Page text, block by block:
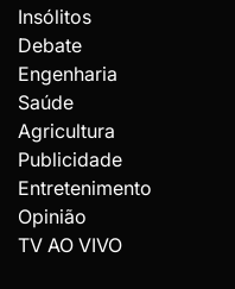
Insólitos
Debate
Engenharia
Saúde
Agricultura
Publicidade
Entretenimento
Opinião
TV AO VIVO